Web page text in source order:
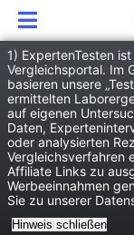
Garten
1) ExpertenTesten
Vergleichsportal. Im
basieren unsere
ermittelten
auf eigenen
Daten,
oder analysierten
Vergleichsverfahren
Affiliate Links zu
Werbeeinnahmen
Sie zu unserer
Hinweis schließen